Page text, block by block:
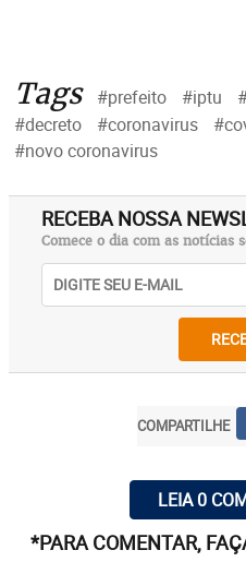
Tags #prefeito #iptu
#decreto
#coronavirus
#novo coronavirus
RECEBA NOSSA
Comece o dia com as notícias
COMPARTILHE
LEIA 0
*PARA COMENTAR,